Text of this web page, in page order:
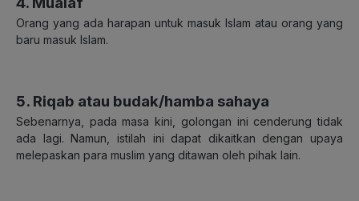
Orang yang ada harapan untuk masuk Islam atau orang yang
baru masuk Islam.
5. Riqab atau budak/hamba sahaya
Sebenarnya, pada masa kini, golongan ini cenderung tidak
ada lagi. Namun, istilah ini dapat dikaitkan dengan upaya
melepaskan para muslim yang ditawan oleh pihak lain.